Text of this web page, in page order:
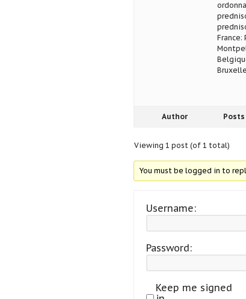
France:
Author Posts
Viewing 1 post (of 1 total)
You must be logged in to
Username:
Password:
Keep me signed